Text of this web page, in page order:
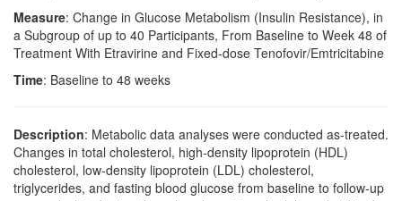
Measure: Change in Glucose Metabolism (Insulin Resistance), in
a Subgroup of up to 40 Participants, From Baseline to Week 48 of
Treatment With Etravirine and Fixed-dose Tenofovir/Emtricitabine
Time: Baseline to 48 weeks
Description: Metabolic data analyses were conducted as-treated.
Changes in total cholesterol, high-density lipoprotein (HDL)
cholesterol, low-density lipoprotein (LDL) cholesterol,
triglycerides, and fasting blood glucose from baseline to follow-up